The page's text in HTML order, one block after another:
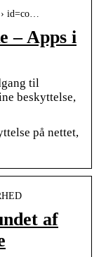
id=co…
– Apps i
til
beskyttelse,
på nettet,
af